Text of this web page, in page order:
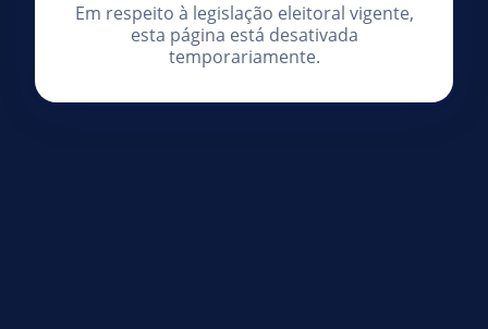
Em respeito à legislação eleitoral vigente,
esta página está desativada
temporariamente.